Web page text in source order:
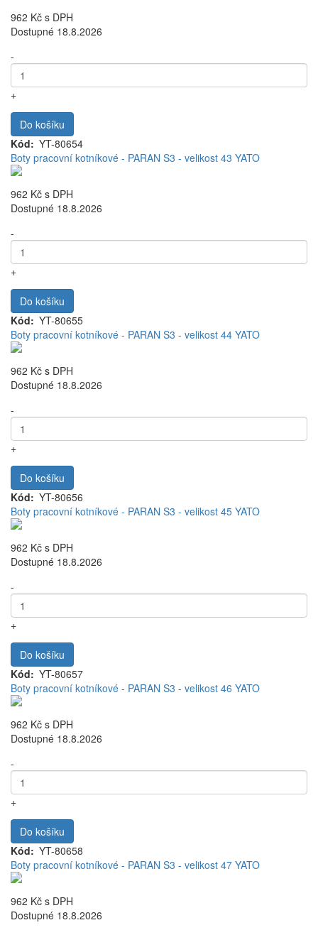
962 Kč s DPH
Dostupné 18.8.2026
-
+
Do košíku
Kód
YT-80654
Boty pracovní kotníkové - PARAN S3 - velikost 43 YATO
962 Kč s DPH
Dostupné 18.8.2026
-
+
Do košíku
Kód
YT-80655
Boty pracovní kotníkové - PARAN S3 - velikost 44 YATO
962 Kč s DPH
Dostupné 18.8.2026
-
+
Do košíku
Kód
YT-80656
Boty pracovní kotníkové - PARAN S3 - velikost 45 YATO
962 Kč s DPH
Dostupné 18.8.2026
-
+
Do košíku
Kód
YT-80657
Boty pracovní kotníkové - PARAN S3 - velikost 46 YATO
962 Kč s DPH
Dostupné 18.8.2026
-
+
Do košíku
Kód
YT-80658
Boty pracovní kotníkové - PARAN S3 - velikost 47 YATO
962 Kč s DPH
Dostupné 18.8.2026